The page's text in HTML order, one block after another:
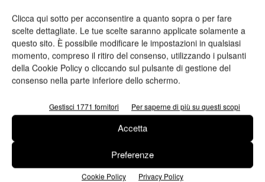
Clicca qui sotto per acconsentire a quanto sopra o per fare
scelte dettagliate. Le tue scelte saranno applicate solamente a
questo sito. È possibile modificare le impostazioni in qualsiasi
momento, compreso il ritiro del consenso, utilizzando i pulsanti
della Cookie Policy o cliccando sul pulsante di gestione del
consenso nella parte inferiore dello schermo.
Gestisci 1771 fornitori Per saperne di più su questi scopi
Accetta
Preferenze
Cookie Policy Privacy Policy
due giornate dedicate al futuro della
filiera grafica e cartotecnica
Heidelberg punta su packaging,
digitale e nuove tecnologie: approvata
LASCIA UN COMMENTO